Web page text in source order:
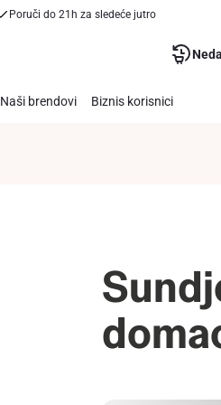
Poruči do 21h za sledeće jutro
Naši brendovi Biznis korisnici